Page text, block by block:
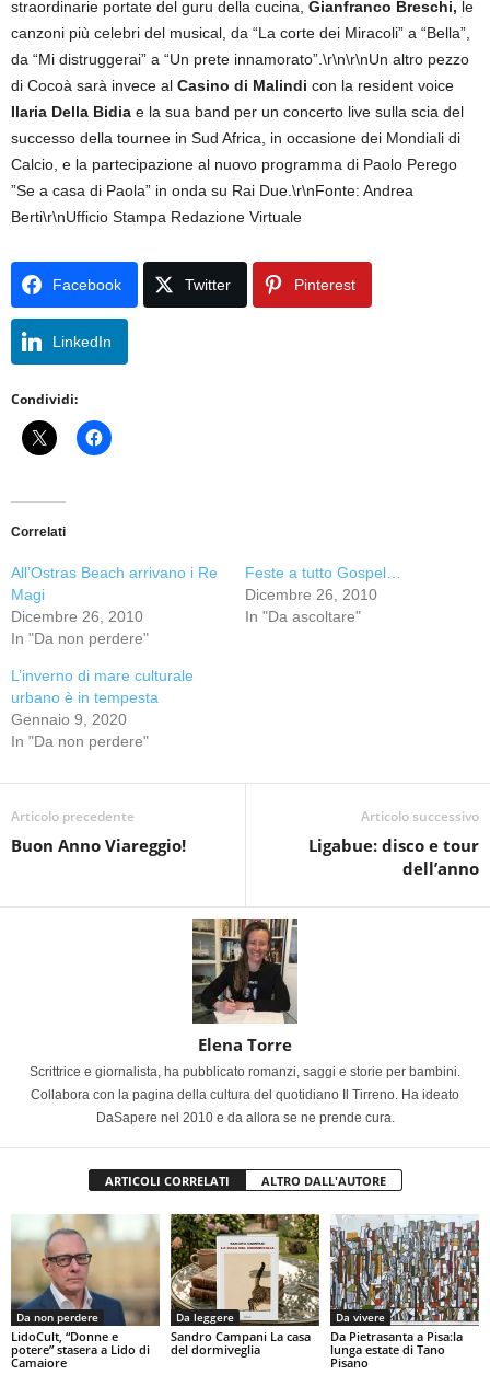
straordinarie portate del guru della cucina, Gianfranco Breschi, le
canzoni più celebri del musical, da “La corte dei Miracoli” a “Bella”,
da “Mi distruggerai” a “Un prete innamorato”.\r\n\r\nUn altro pezzo
di Cocoà sarà invece al Casino di Malindi con la resident voice
Ilaria Della Bidia e la sua band per un concerto live sulla scia del
successo della tournee in Sud Africa, in occasione dei Mondiali di
Calcio, e la partecipazione al nuovo programma di Paolo Perego
”Se a casa di Paola” in onda su Rai Due.\r\nFonte: Andrea
Berti\r\nUfficio Stampa Redazione Virtuale
Facebook Twitter Pinterest
LinkedIn
Condividi:
Correlati
All’Ostras Beach arrivano i Re
Magi
Dicembre 26, 2010
In "Da non perdere"
Feste a tutto Gospel…
Dicembre 26, 2010
In "Da ascoltare"
L’inverno di mare culturale
urbano è in tempesta
Gennaio 9, 2020
In "Da non perdere"
Articolo precedente
Buon Anno Viareggio!
Articolo successivo
Ligabue: disco e tour
dell’anno
Elena Torre
Scrittrice e giornalista, ha pubblicato romanzi, saggi e storie per bambini.
Collabora con la pagina della cultura del quotidiano Il Tirreno. Ha ideato
DaSapere nel 2010 e da allora se ne prende cura.
ARTICOLI CORRELATI ALTRO DALL'AUTORE
Da non perdere
LidoCult, “Donne e
potere” stasera a Lido di
Camaiore
Da leggere
Sandro Campani La casa
del dormiveglia
Da vivere
Da Pietrasanta a Pisa:la
lunga estate di Tano
Pisano